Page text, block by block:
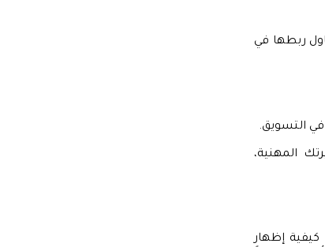
ربطها في
التسويق.
المهنية،
إظهار